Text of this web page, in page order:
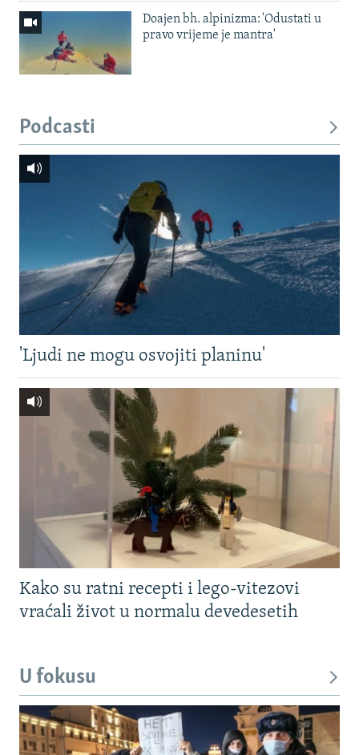
Doajen bh. alpinizma: 'Odustati u
pravo vrijeme je mantra'
Podcasti
'Ljudi ne mogu osvojiti planinu'
Kako su ratni recepti i lego-vitezovi
vraćali život u normalu devedesetih
U fokusu